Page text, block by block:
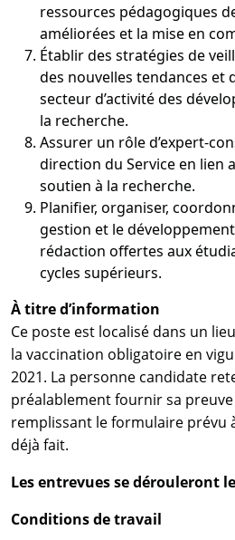
ressources pédagogiques
améliorées et la mise en
Établir des stratégies de
des nouvelles tendances et
secteur d’activité des
la recherche.
Assurer un rôle d’expert-
direction du Service en lien
soutien à la recherche.
Planifier, organiser,
gestion et le
rédaction offertes aux
cycles supérieurs.
À titre d’information
Ce poste est localisé dans un
la vaccination obligatoire en
2021. La personne candidate
préalablement fournir sa preuve
remplissant le formulaire prévu
déjà fait.
Les entrevues se dérouleront
Conditions de travail